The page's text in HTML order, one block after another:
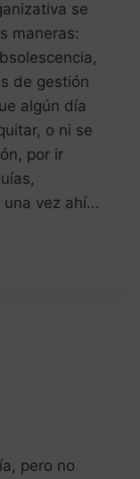
se
maneras:
de gestión
algún día
o ni se
por ir
una vez ahí…
pero no